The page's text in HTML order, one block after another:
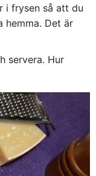
i frysen så att du
hemma. Det är
servera. Hur